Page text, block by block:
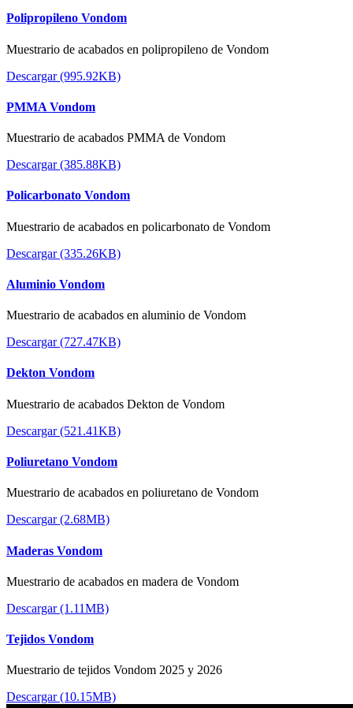
Polipropileno Vondom
Muestrario de acabados en polipropileno de Vondom
Descargar (995.92KB)
PMMA Vondom
Muestrario de acabados PMMA de Vondom
Descargar (385.88KB)
Policarbonato Vondom
Muestrario de acabados en policarbonato de Vondom
Descargar (335.26KB)
Aluminio Vondom
Muestrario de acabados en aluminio de Vondom
Descargar (727.47KB)
Dekton Vondom
Muestrario de acabados Dekton de Vondom
Descargar (521.41KB)
Poliuretano Vondom
Muestrario de acabados en poliuretano de Vondom
Descargar (2.68MB)
Maderas Vondom
Muestrario de acabados en madera de Vondom
Descargar (1.11MB)
Tejidos Vondom
Muestrario de tejidos Vondom 2025 y 2026
Descargar (10.15MB)